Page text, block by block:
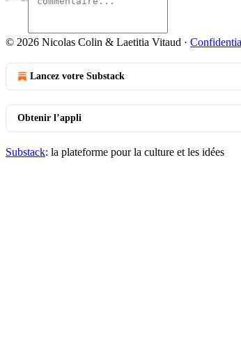
© 2026 Nicolas Colin & Laetitia Vitaud ·
Lancez votre Substack
Obtenir l’appli
Substack: la plateforme pour la culture et les idées